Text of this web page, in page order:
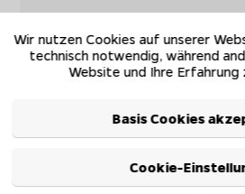
Wir nutzen Cookies auf unserer
technisch notwendig, während
Website und Ihre Erfahrung
Basis Cookies
Cookie-